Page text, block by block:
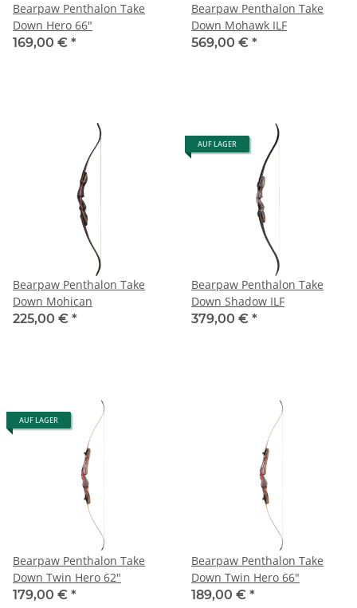
Bearpaw Penthalon Take
Down Hero 66"
169,00 € *
Bearpaw Penthalon Take
Down Mohawk ILF
569,00 € *
Bearpaw Penthalon Take
Down Mohican
225,00 € *
AUF LAGER
Bearpaw Penthalon Take
Down Shadow ILF
379,00 € *
AUF LAGER
Bearpaw Penthalon Take
Down Twin Hero 62"
179,00 € *
Bearpaw Penthalon Take
Down Twin Hero 66"
189,00 € *